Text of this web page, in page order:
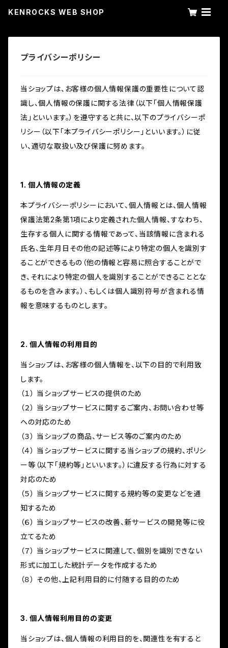
KENROCKS WEB SHOP
プライバシーポリシー
当ショップは、お客様の個人情報保護の重要性について認
識し、個人情報の保護に関する法律（以下「個人情報保護
法」といいます。）を遵守すると共に、以下のプライバシーポ
リシー（以下「本プライバシーポリシー」といいます。）に従
い、適切な取扱い及び保護に努めます。
1. 個人情報の定義
本プライバシーポリシーにおいて、個人情報とは、個人情報
保護法第2条第1項により定義された個人情報、すなわち、
生存する個人に関する情報であって、当該情報に含まれる
氏名、生年月日その他の記述等により特定の個人を識別す
ることができるもの（他の情報と容易に照合することがで
き、それにより特定の個人を識別することができることとな
るものを含みます。）、もしくは個人識別符号が含まれる情
報を意味するものとします。
2. 個人情報の利用目的
当ショップは、お客様の個人情報を、以下の目的で利用致
します。
（１） 当ショップサービスの提供のため
（２） 当ショップサービスに関するご案内、お問い合わせ等
への対応のため
（３） 当ショップの商品、サービス等のご案内のため
（４） 当ショップサービスに関する当ショップの規約、ポリシ
ー等（以下「規約等」といいます。）に違反する行為に対する
対応のため
（５） 当ショップサービスに関する規約等の変更などを通
知するため
（６） 当ショップサービスの改善、新サービスの開発等に役
立てるため
（７） 当ショップサービスに関連して、個別を識別できない
形式に加工した統計データを作成するため
（８） その他、上記利用目的に付随する目的のため
3. 個人情報利用目的の変更
当ショップは、個人情報の利用目的を、関連性を有すると